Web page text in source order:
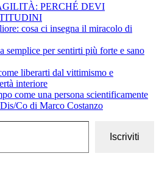
PERCHÉ DEVI
cosa ci insegna il miracolo di
semplice per sentirti più forte e sano
liberarti dal vittimismo e
interiore
come una persona scientificamente
Co di Marco Costanzo
Iscriviti